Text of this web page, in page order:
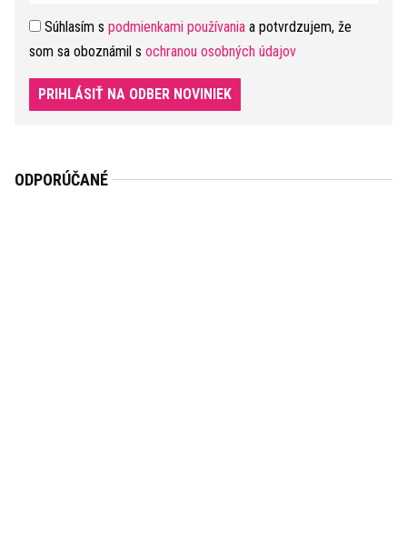
Súhlasím s podmienkami používania a potvrdzujem, že
som sa oboznámil s ochranou osobných údajov
PRIHLÁSIŤ NA ODBER NOVINIEK
ODPORÚČANÉ